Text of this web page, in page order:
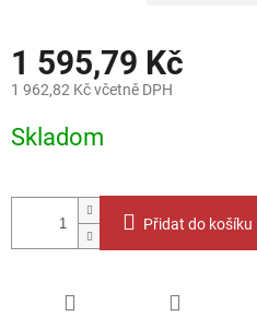
1 595,79 Kč
1 962,82 Kč včetně DPH
cena:
Skladom
Přidat do košíku